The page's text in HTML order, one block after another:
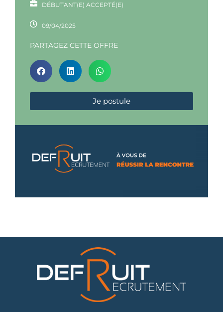
DÉBUTANT(E) ACCEPTÉ(E)
09/04/2025
PARTAGEZ CETTE OFFRE
Je postule